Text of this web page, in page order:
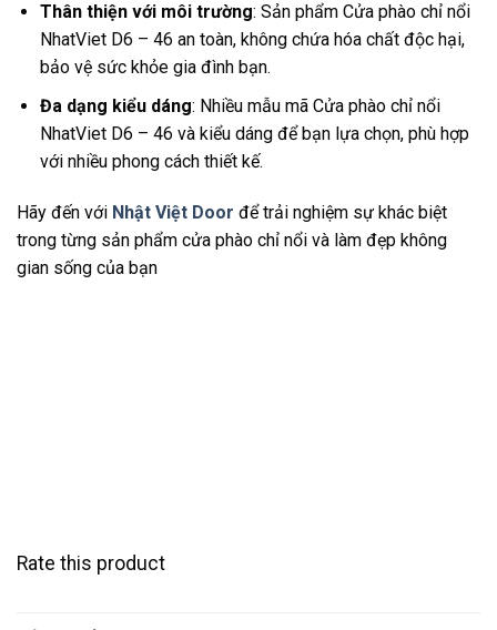
Thân thiện với môi trường: Sản phẩm Cửa phào chỉ nổi
NhatViet D6 – 46 an toàn, không chứa hóa chất độc hại,
bảo vệ sức khỏe gia đình bạn.
Đa dạng kiểu dáng: Nhiều mẫu mã Cửa phào chỉ nổi
NhatViet D6 – 46 và kiểu dáng để bạn lựa chọn, phù hợp
với nhiều phong cách thiết kế.
Hãy đến với Nhật Việt Door để trải nghiệm sự khác biệt
trong từng sản phẩm cửa phào chỉ nổi và làm đẹp không
gian sống của bạn
Rate this product